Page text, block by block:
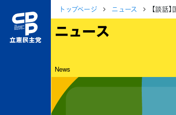
トップページ ニュース 【談話
ニュース
News